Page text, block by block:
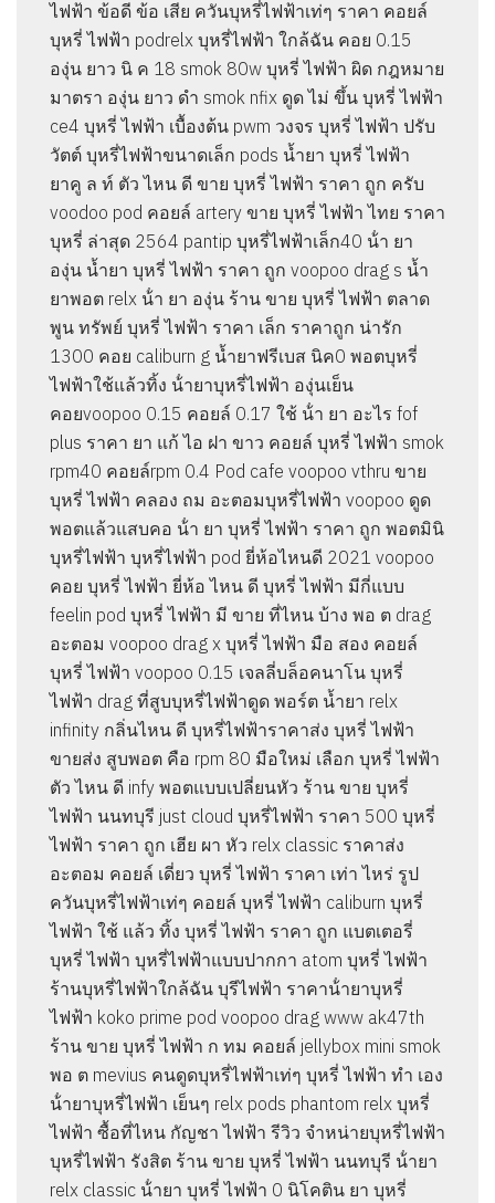
ไฟฟ้า ข้อดี ข้อ เสีย ควันบุหรี่ไฟฟ้าเท่ๆ ราคา คอยล์
บุหรี่ ไฟฟ้า podrelx บุหรี่ไฟฟ้า ใกล้ฉัน คอย 0.15
องุ่น ยาว นิ ค 18 smok 80w บุหรี่ ไฟฟ้า ผิด กฎหมาย
มาตรา องุ่น ยาว ดํา smok nfix ดูด ไม่ ขึ้น บุหรี่ ไฟฟ้า
ce4 บุหรี่ ไฟฟ้า เบื้องต้น pwm วงจร บุหรี่ ไฟฟ้า ปรับ
วัตต์ บุหรี่ไฟฟ้าขนาดเล็ก pods น้ำยา บุหรี่ ไฟฟ้า
ยาคู ล ท์ ตัว ไหน ดี ขาย บุหรี่ ไฟฟ้า ราคา ถูก ครับ
voodoo pod คอยล์ artery ขาย บุหรี่ ไฟฟ้า ไทย ราคา
บุหรี่ ล่าสุด 2564 pantip บุหรี่ไฟฟ้าเล็ก40 น้ํา ยา
องุ่น น้ำยา บุหรี่ ไฟฟ้า ราคา ถูก voopoo drag s น้ำ
ยาพอต relx น้ํา ยา องุ่น ร้าน ขาย บุหรี่ ไฟฟ้า ตลาด
พูน ทรัพย์ บุหรี่ ไฟฟ้า ราคา เล็ก ราคาถูก น่ารัก
1300 คอย caliburn g น้ำยาฟรีเบส นิค0 พอตบุหรี่
ไฟฟ้าใช้แล้วทิ้ง น้ํายาบุหรี่ไฟฟ้า องุ่นเย็น
คอยvoopoo 0.15 คอยล์ 0.17 ใช้ น้ํา ยา อะไร fof
plus ราคา ยา แก้ ไอ ฝา ขาว คอยล์ บุหรี่ ไฟฟ้า smok
rpm40 คอยล์rpm 0.4 Pod cafe voopoo vthru ขาย
บุหรี่ ไฟฟ้า คลอง ถม อะตอมบุหรี่ไฟฟ้า voopoo ดูด
พอตแล้วแสบคอ น้ํา ยา บุหรี่ ไฟฟ้า ราคา ถูก พอตมินิ
บุหรี่ไฟฟ้า บุหรี่ไฟฟ้า pod ยี่ห้อไหนดี 2021 voopoo
คอย บุหรี่ ไฟฟ้า ยี่ห้อ ไหน ดี บุหรี่ ไฟฟ้า มีกี่แบบ
feelin pod บุหรี่ ไฟฟ้า มี ขาย ที่ไหน บ้าง พอ ต drag
อะตอม voopoo drag x บุหรี่ ไฟฟ้า มือ สอง คอยล์
บุหรี่ ไฟฟ้า voopoo 0.15 เจลลี่บล็อคนาโน บุหรี่
ไฟฟ้า drag ที่สูบบุหรี่ไฟฟ้าดูด พอร์ต น้ำยา relx
infinity กลิ่นไหน ดี บุหรี่ไฟฟ้าราคาส่ง บุหรี่ ไฟฟ้า
ขายส่ง สูบพอต คือ rpm 80 มือใหม่ เลือก บุหรี่ ไฟฟ้า
ตัว ไหน ดี infy พอตแบบเปลี่ยนหัว ร้าน ขาย บุหรี่
ไฟฟ้า นนทบุรี just cloud บุหรี่ไฟฟ้า ราคา 500 บุหรี่
ไฟฟ้า ราคา ถูก เฮีย ผา หัว relx classic ราคาส่ง
อะตอม คอยล์ เดี่ยว บุหรี่ ไฟฟ้า ราคา เท่า ไหร่ รูป
ควันบุหรี่ไฟฟ้าเท่ๆ คอยล์ บุหรี่ ไฟฟ้า caliburn บุหรี่
ไฟฟ้า ใช้ แล้ว ทิ้ง บุหรี่ ไฟฟ้า ราคา ถูก แบตเตอรี่
บุหรี่ ไฟฟ้า บุหรี่ไฟฟ้าแบบปากกา atom บุหรี่ ไฟฟ้า
ร้านบุหรี่ไฟฟ้าใกล้ฉัน บุรีไฟฟ้า ราคาน้ํายาบุหรี่
ไฟฟ้า koko prime pod voopoo drag www ak47th
ร้าน ขาย บุหรี่ ไฟฟ้า ก ทม คอยล์ jellybox mini smok
พอ ต mevius คนดูดบุหรี่ไฟฟ้าเท่ๆ บุหรี่ ไฟฟ้า ทํา เอง
น้ํายาบุหรี่ไฟฟ้า เย็นๆ relx pods phantom relx บุหรี่
ไฟฟ้า ซื้อที่ไหน กัญชา ไฟฟ้า รีวิว จําหน่ายบุหรี่ไฟฟ้า
บุหรี่ไฟฟ้า รังสิต ร้าน ขาย บุหรี่ ไฟฟ้า นนทบุรี น้ํายา
relx classic น้ํายา บุหรี่ ไฟฟ้า 0 นิโคติน ยา บุหรี่